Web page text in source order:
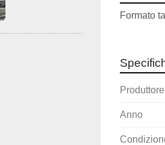
Formato
Produttore
Anno